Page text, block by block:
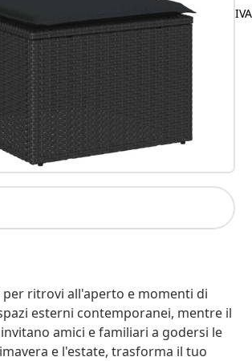
ritrovi all'aperto e momenti di
esterni contemporanei, mentre il
amici e familiari a godersi le
e l'estate, trasforma il tuo